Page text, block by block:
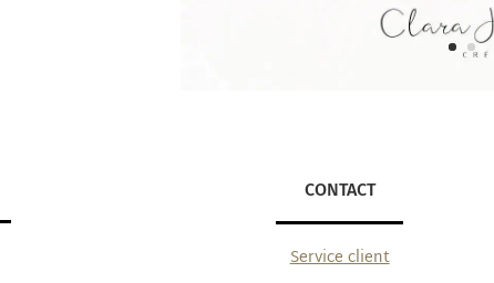
CONTACT
Service client